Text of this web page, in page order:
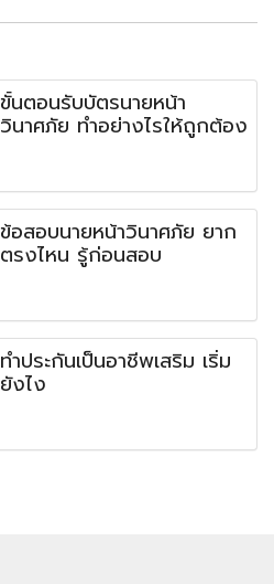
ขั้นตอนรับบัตรนายหน้า
วินาศภัย ทำอย่างไรให้ถูกต้อง
ข้อสอบนายหน้าวินาศภัย ยาก
ตรงไหน รู้ก่อนสอบ
ทำประกันเป็นอาชีพเสริม เริ่ม
ยังไง